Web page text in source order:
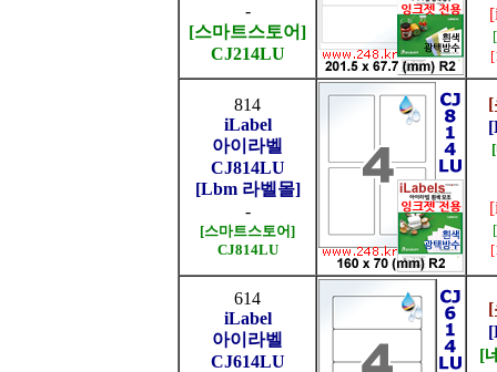
-
[스마트스토어]
CJ214LU
814
iLabel
아이라벨
CJ814LU
[Lbm 라벨몰]
-
[스마트스토어]
CJ814LU
[
614
iLabel
아이라벨
CJ614LU
[
[